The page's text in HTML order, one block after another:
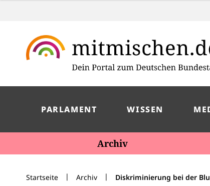
PARLAMENT WISSEN
Archiv
Startseite | Archiv | Diskriminierung bei der